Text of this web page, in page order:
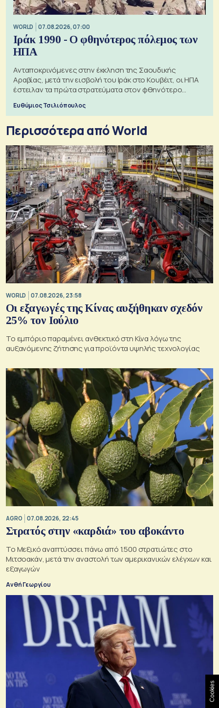
WORLD 07.08.2026, 07:00
Ιράκ 1990 - Ο φθηνότερος πόλεμος των
ΗΠΑ
Ανταποκρινόμενες στην έκκληση της Σαουδικής
Αραβίας, μετά την εισβολή του Ιράκ στο Κουβέιτ, οι ΗΠΑ
έστειλαν τα πρώτα στρατεύματα στον φθηνότερο
πόλεμο της ιστορίας τους
Ευθύμιος Τσιλιόπουλος
Περισσότερα από World
WORLD 07.08.2026, 23:58
Οι εξαγωγές της Κίνας αυξήθηκαν σχεδόν
25% τον Ιούλιο
Το εμπόριο παραμένει ανθεκτικό στη Κίνα λόγω της
αυξανόμενης ζήτησης για προϊόντα υψηλής τεχνολογίας
AGRO 07.08.2026, 22:45
Στρατός στην «καρδιά» του αβοκάντο
Το Μεξικό αναπτύσσει πάνω από 1.500 στρατιώτες στο
Μιτσοακάν, μετά την αναστολή των αμερικανικών ελέγχων και
εξαγωγών
Ανθή Γεωργίου
Cookies